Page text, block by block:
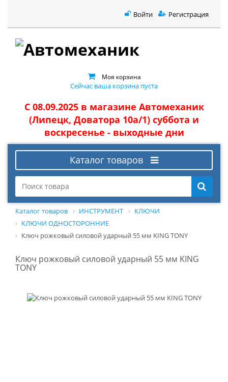
Войти Регистрация
Моя корзина
Сейчас ваша корзина пуста
С 08.09.2025 в магазине Автомеханик
(Липецк, Доватора 10а/1) суббота и
воскресенье - выходные дни
Каталог товаров
Каталог товаров ИНСТРУМЕНТ
КЛЮЧИ
КЛЮЧИ ОДНОСТОРОННИЕ
Ключ рожковый силовой ударный 55 мм KING TONY
Ключ рожковый силовой ударный 55 мм KING
TONY